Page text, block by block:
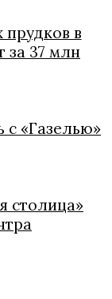
в
за 37 млн
с «Газелью»
столица»